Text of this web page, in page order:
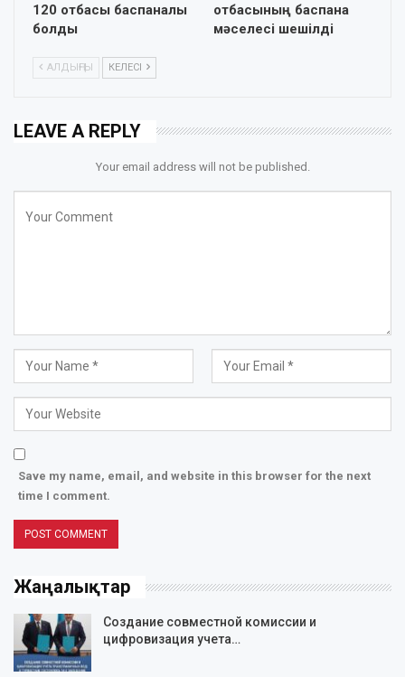
120 отбасы баспаналы
болды
отбасының баспана
мәселесі шешілді
АЛДЫҢҒЫ КЕЛЕСІ
LEAVE A REPLY
Your email address will not be published.
Save my name, email, and website in this browser for the next
time I comment.
Жаңалықтар
Создание совместной комиссии и
цифровизация учета…